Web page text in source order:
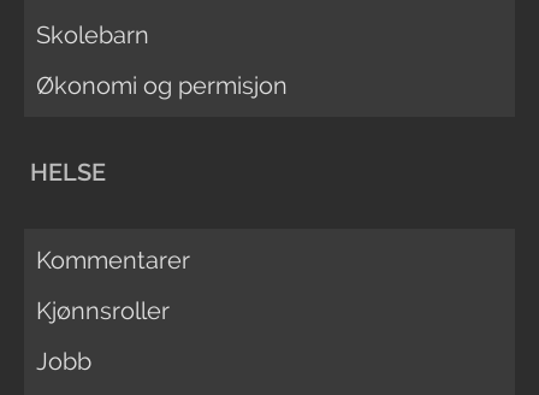
Skolebarn
Økonomi og permisjon
HELSE
Kommentarer
Kjønnsroller
Jobb